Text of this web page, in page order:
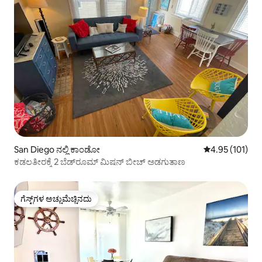
San Diego ನಲ್ಲಿ ಕಾಂಡೋ 5 ರಲ್ಲಿ 4.95
4.95 (101)
ಕಡಲತೀರಕ್ಕೆ 2 ಬೆಡ್‌ರೂಮ್ ಮಿಷನ್ ಬೀಚ್ ಅಡಗುತಾಣ
ಗೆಸ್ಟ್‌ಗಳ ಅಚ್ಚುಮೆಚ್ಚಿನದು
ಗೆಸ್ಟ್‌ಗಳ ಅಚ್ಚುಮೆಚ್ಚಿನದು